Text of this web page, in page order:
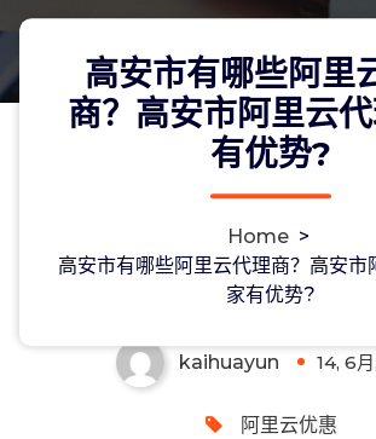
高安市有哪些阿里
商？高安市阿里云
有优势?
Home >
高安市有哪些阿里云代理商？高安市
家有优势?
里云代理哪家有优势?
kaihuayun 14, 6
阿里云优惠